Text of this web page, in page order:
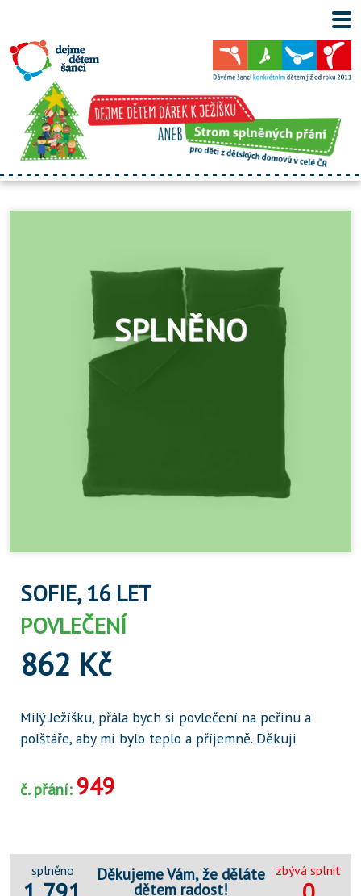
SOFIE, 16 LET
POVLEČENÍ
862 Kč
Milý Ježíšku, přála bych si povlečení na peřinu a
polštáře, aby mi bylo teplo a příjemně. Děkuji
č. přání: 949
splněno Děkujeme Vám, že děláte
dětem radost!
zbývá splnit